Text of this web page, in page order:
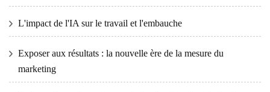
L'impact de l'IA sur le travail et l'embauche
Exposer aux résultats : la nouvelle ère de la mesure du
marketing